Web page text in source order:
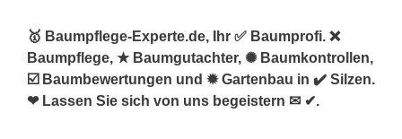
🥇 Baumpflege-Experte.de, Ihr ✅ Baumprofi. ❌
Baumpflege, ★ Baumgutachter, ✺ Baumkontrollen,
☑️ Baumbewertungen und ✹ Gartenbau in ✔️ Silzen.
❤ Lassen Sie sich von uns begeistern ✉ ✔.